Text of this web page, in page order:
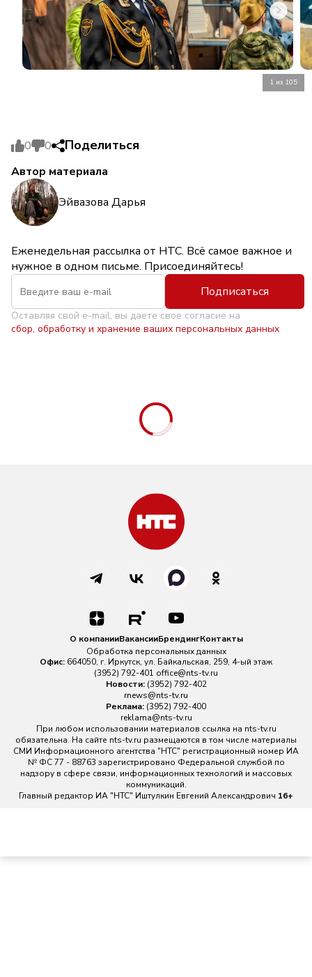
1 из 105
0 0 Поделиться
Автор материала
Эйвазова Дарья
Еженедельная рассылка от НТС. Всё самое важное и
нужное в одном письме. Присоединяйтесь!
Подписаться
Оставляя свой e-mail, вы даете свое согласие на
сбор, обработку и хранение ваших персональных данных
О компанииВакансииБрендингКонтакты
Обработка персональных данных
Офис: 664050, г. Иркутск, ул. Байкальская, 259, 4-ый этаж
(3952) 792-401 office@nts-tv.ru
Новости: (3952) 792-402
rnews@nts-tv.ru
Реклама: (3952) 792-400
reklama@nts-tv.ru
При любом использовании материалов ссылка на nts-tv.ru
обязательна. На сайте nts-tv.ru размещаются в том числе материалы
СМИ Информационного агентства "НТС" регистрационный номер ИА
№ ФС 77 - 88763 зарегистрировано Федеральной службой по
надзору в сфере связи, информационных технологий и массовых
коммуникаций.
Главный редактор ИА "НТС" Иштулкин Евгений Александрович 16+